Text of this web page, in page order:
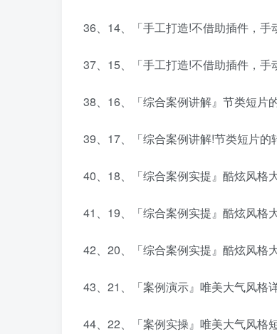
36、14、「手工打造!不借助插件，
37、15、「手工打造!不借助插件，
38、16、「综合案例讲解』节类短片
39、17、「综合案例讲解!节类短片的
40、18、「综合案例实提』酷炫风格
41、19、「综合案例实提』酷炫风格
42、20、「综合案例实提』酷炫风格
43、21、「案例演示』唯美大气风格
44、22、「案例实操』唯美大气风格